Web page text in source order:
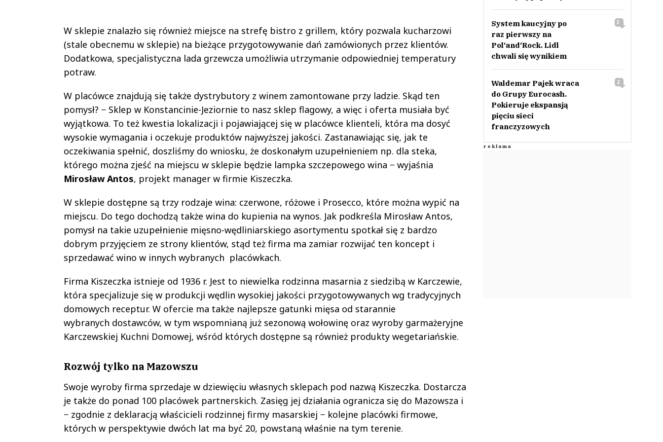
W sklepie znalazło się również miejsce na strefę bistro z grillem, który pozwala kucharzowi
(stale obecnemu w sklepie) na bieżące przygotowywanie dań zamówionych przez klientów.
Dodatkowa, specjalistyczna lada grzewcza umożliwia utrzymanie odpowiedniej temperatury
potraw.
W placówce znajdują się także dystrybutory z winem zamontowane przy ladzie. Skąd ten
pomysł? − Sklep w Konstancinie-Jeziornie to nasz sklep flagowy, a więc i oferta musiała być
wyjątkowa. To też kwestia lokalizacji i pojawiającej się w placówce klienteli, która ma dosyć
wysokie wymagania i oczekuje produktów najwyższej jakości. Zastanawiając się, jak te
oczekiwania spełnić, doszliśmy do wniosku, że doskonałym uzupełnieniem np. dla steka,
którego można zjeść na miejscu w sklepie będzie lampka szczepowego wina − wyjaśnia
Mirosław Antos, projekt manager w firmie Kiszeczka.
W sklepie dostępne są trzy rodzaje wina: czerwone, różowe i Prosecco, które można wypić na
miejscu. Do tego dochodzą także wina do kupienia na wynos. Jak podkreśla Mirosław Antos,
pomysł na takie uzupełnienie mięsno-wędliniarskiego asortymentu spotkał się z bardzo
dobrym przyjęciem ze strony klientów, stąd też firma ma zamiar rozwijać ten koncept i
sprzedawać wino w innych wybranych placówkach.
Firma Kiszeczka istnieje od 1936 r. Jest to niewielka rodzinna masarnia z siedzibą w Karczewie,
która specjalizuje się w produkcji wędlin wysokiej jakości przygotowywanych wg tradycyjnych
domowych receptur. W ofercie ma także najlepsze gatunki mięsa od starannie
wybranych dostawców, w tym wspomnianą już sezonową wołowinę oraz wyroby garmażeryjne
Karczewskiej Kuchni Domowej, wśród których dostępne są również produkty wegetariańskie.
Rozwój tylko na Mazowszu
Swoje wyroby firma sprzedaje w dziewięciu własnych sklepach pod nazwą Kiszeczka. Dostarcza
je także do ponad 100 placówek partnerskich. Zasięg jej działania ogranicza się do Mazowsza i
− zgodnie z deklaracją właścicieli rodzinnej firmy masarskiej − kolejne placówki firmowe,
których w perspektywie dwóch lat ma być 20, powstaną właśnie na tym terenie.
System kaucyjny po
raz pierwszy na
Pol‘and‘Rock. Lidl
chwali się wynikiem
3
Waldemar Pajek wraca
do Grupy Eurocash.
Pokieruje ekspansją
pięciu sieci
franczyzowych
2